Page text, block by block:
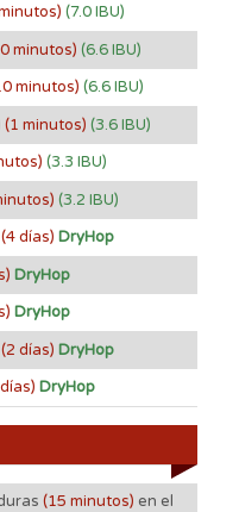
(7.0 IBU)
minutos) (6.6 IBU)
minutos) (6.6 IBU)
(1 minutos) (3.6 IBU)
(3.3 IBU)
(3.2 IBU)
(4 días) DryHop
DryHop
DryHop
(2 días) DryHop
DryHop
(15 minutos) en el